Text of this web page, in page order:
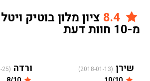
ציון מלון בוטיק
מ-10 חוות דעת
שירן (2018-01-13) ורדה (2016-10-25)